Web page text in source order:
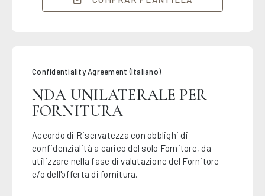
Confidentiality Agreement (Italiano)
NDA UNILATERALE PER
FORNITURA
Accordo di Riservatezza con obblighi di
confidenzialità a carico del solo Fornitore, da
utilizzare nella fase di valutazione del Fornitore
e/o dell'offerta di fornitura.